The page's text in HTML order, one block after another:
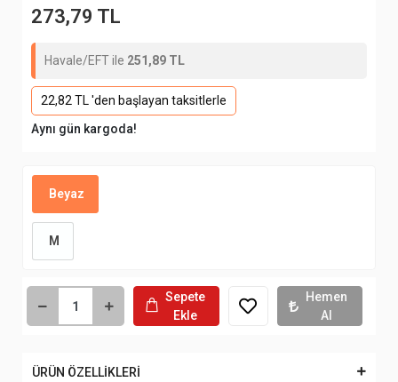
273,79 TL
Havale/EFT ile 251,89 TL
22,82 TL 'den başlayan taksitlerle
Aynı gün kargoda!
Beyaz
M
Sepete
Ekle
Hemen
Al
ÜRÜN ÖZELLİKLERİ